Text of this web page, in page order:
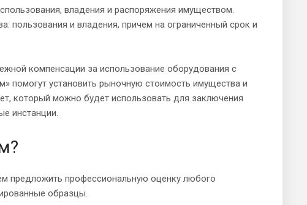
владения и распоряжения имуществом.
пользования и владения, причем на ограниченный срок и
компенсации за использование оборудования с
помогут установить рыночную стоимость имущества и
который можно будет использовать для заключения
инстанции.
предложить профессиональную оценку любого
образцы.